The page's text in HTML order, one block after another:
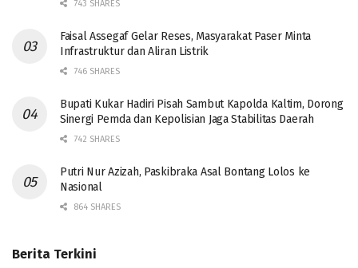
743 SHARES
Faisal Assegaf Gelar Reses, Masyarakat Paser Minta
Infrastruktur dan Aliran Listrik
746 SHARES
Bupati Kukar Hadiri Pisah Sambut Kapolda Kaltim, Dorong
Sinergi Pemda dan Kepolisian Jaga Stabilitas Daerah
742 SHARES
Putri Nur Azizah, Paskibraka Asal Bontang Lolos ke
Nasional
864 SHARES
Berita Terkini